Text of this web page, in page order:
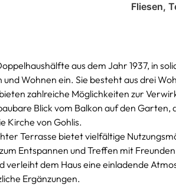
Fliesen,
aus dem Jahr 1937, in
Wohnen ein. Sie besteht aus drei
zahlreiche Möglichkeiten zur
Blick vom Balkon auf den Garten,
Kirche von Gohlis.
Terrasse bietet vielfältige
Entspannen und Treffen mit
dem Haus eine einladende
Ergänzungen.